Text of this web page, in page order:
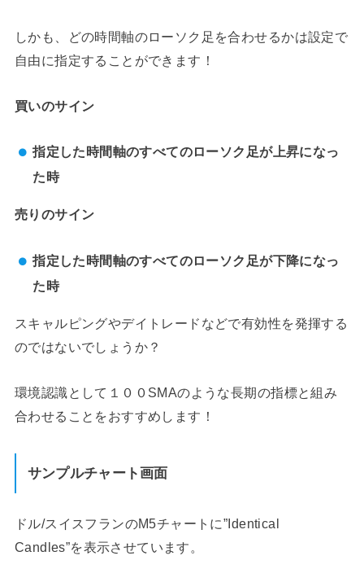
しかも、どの時間軸のローソク足を合わせるかは設定で
自由に指定することができます！
買いのサイン
指定した時間軸のすべてのローソク足が上昇になっ
た時
売りのサイン
指定した時間軸のすべてのローソク足が下降になっ
た時
スキャルピングやデイトレードなどで有効性を発揮する
のではないでしょうか？
環境認識として１００SMAのような長期の指標と組み
合わせることをおすすめします！
サンプルチャート画面
ドル/スイスフランのM5チャートに”Identical
Candles”を表示させています。